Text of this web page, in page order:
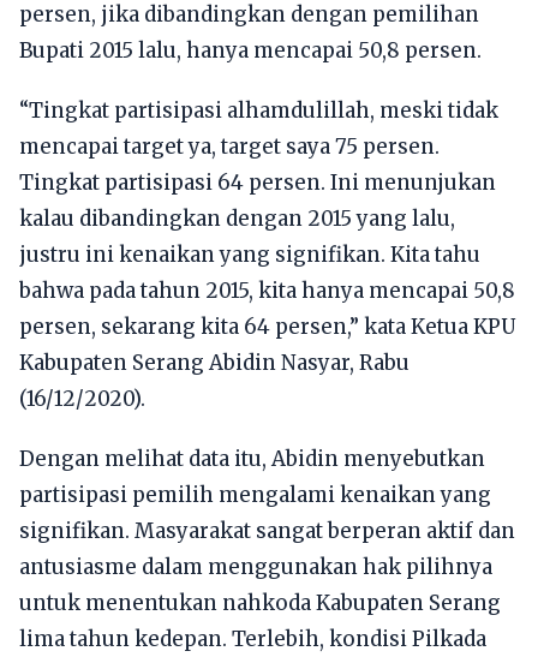
persen, jika dibandingkan dengan pemilihan
Bupati 2015 lalu, hanya mencapai 50,8 persen.
“Tingkat partisipasi alhamdulillah, meski tidak
mencapai target ya, target saya 75 persen.
Tingkat partisipasi 64 persen. Ini menunjukan
kalau dibandingkan dengan 2015 yang lalu,
justru ini kenaikan yang signifikan. Kita tahu
bahwa pada tahun 2015, kita hanya mencapai 50,8
persen, sekarang kita 64 persen,” kata Ketua KPU
Kabupaten Serang Abidin Nasyar, Rabu
(16/12/2020).
Dengan melihat data itu, Abidin menyebutkan
partisipasi pemilih mengalami kenaikan yang
signifikan. Masyarakat sangat berperan aktif dan
antusiasme dalam menggunakan hak pilihnya
untuk menentukan nahkoda Kabupaten Serang
lima tahun kedepan. Terlebih, kondisi Pilkada